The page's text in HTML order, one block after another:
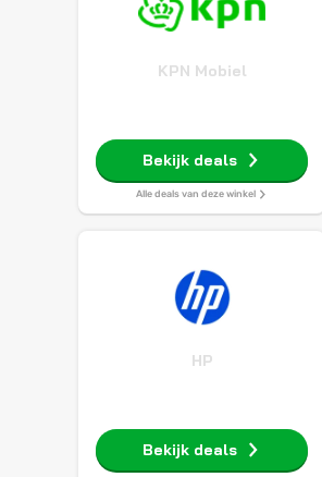
KPN Mobiel
Bekijk deals
Alle deals van deze winkel
HP
Bekijk deals